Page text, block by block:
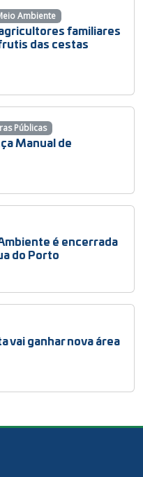
familiares
das cestas
Ambiente
Manual de
Públicas
é encerrada
do Porto
vai ganhar nova área